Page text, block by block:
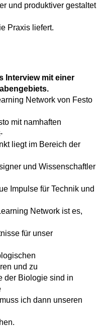
und produktiver gestaltet
Praxis liefert.
Interview mit einer
Network von Festo
mit namhaften
liegt im Bereich der
und Wissenschaftler
Impulse für Technik und
Network ist es,
für unser
und zu
der Biologie sind in
ich dann unseren